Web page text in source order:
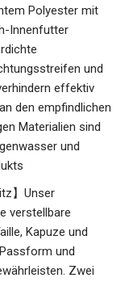
Polyester mit
Innenfutter
und
effektiv
den empfindlichen
Materialien sind
und
】Unser
verstellbare
Kapuze und
und
Zwei